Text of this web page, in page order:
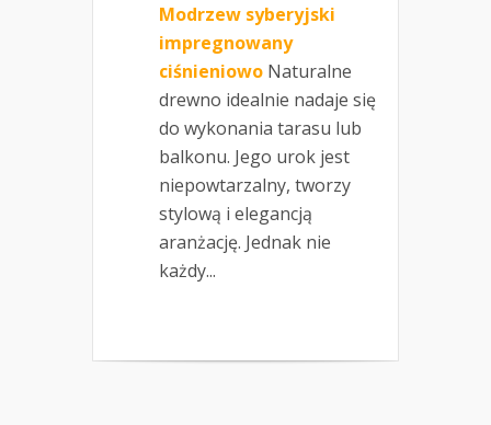
Modrzew syberyjski
impregnowany
ciśnieniowo Naturalne
drewno idealnie nadaje się
do wykonania tarasu lub
balkonu. Jego urok jest
niepowtarzalny, tworzy
stylową i elegancją
aranżację. Jednak nie
każdy...